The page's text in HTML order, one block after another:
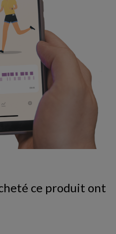
ce produit ont